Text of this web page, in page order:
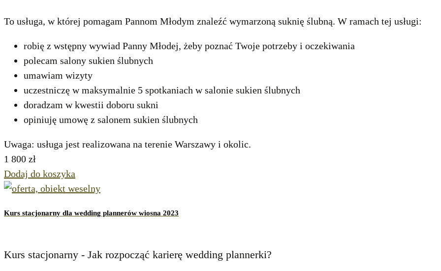
To usługa, w której pomagam Pannom Młodym znaleźć wymarzoną suknię ślubną. W ramach tej usługi:
robię z wstępny wywiad Panny Młodej, żeby poznać Twoje potrzeby i oczekiwania
polecam salony sukien ślubnych
umawiam wizyty
uczestniczę w maksymalnie 5 spotkaniach w salonie sukien ślubnych
doradzam w kwestii doboru sukni
opiniuję umowę z salonem sukien ślubnych
Uwaga: usługa jest realizowana na terenie Warszawy i okolic.
1 800 zł
Dodaj do koszyka
Kurs stacjonarny dla wedding plannerów wiosna 2023
Kurs stacjonarny - Jak rozpocząć karierę wedding plannerki?